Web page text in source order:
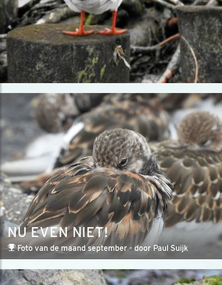
NU EVEN NIET!
Foto van de maand september - door Paul Suijk